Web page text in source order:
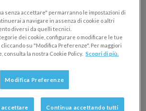
senza accettare" permarranno le impostazioni di
a navigare in assenza di cookie o altri
diversi da quelli tecnici.
dei cookie, configurare o modificare le tue
su "Modifica Preferenze". Per maggiori
consulta la nostra Cookie Policy. Scopri di più.
Modifica Preferenze
accettare Continua accettando tutti